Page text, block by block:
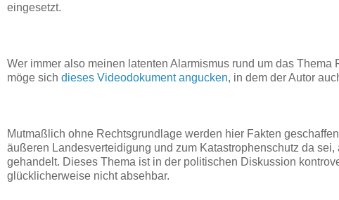
eingesetzt.
Wer immer also meinen latenten Alarmismus rund um das
möge sich dieses Videodokument angucken, in dem der Autor
Mutmaßlich ohne Rechtsgrundlage werden hier Fakten
äußeren Landesverteidigung und zum Katastrophenschutz da
gehandelt. Dieses Thema ist in der politischen Diskussion
glücklicherweise nicht absehbar.